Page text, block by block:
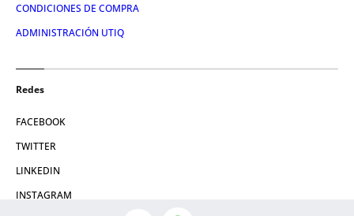
CONDICIONES DE COMPRA
ADMINISTRACIÓN UTIQ
Redes
FACEBOOK
TWITTER
LINKEDIN
INSTAGRAM